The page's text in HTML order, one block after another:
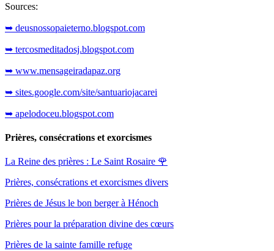
Sources:
➥ deusnossopaieterno.blogspot.com
➥ tercosmeditadosj.blogspot.com
➥ www.mensageiradapaz.org
➥ sites.google.com/site/santuariojacarei
➥ apelodoceu.blogspot.com
Prières, consécrations et exorcismes
La Reine des prières : Le Saint Rosaire 🌹
Prières, consécrations et exorcismes divers
Prières de Jésus le bon berger à Hénoch
Prières pour la préparation divine des cœurs
Prières de la sainte famille refuge